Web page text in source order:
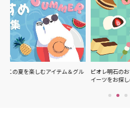
＆グル
ピオレ明石のおすすめスイーツをご紹介
イーツをお探しの際は、ピオ…